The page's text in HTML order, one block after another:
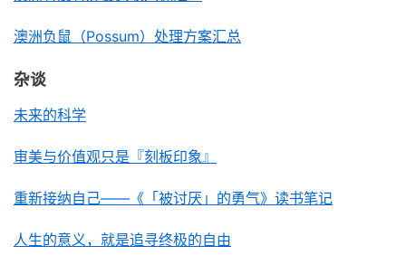
澳洲负鼠（Possum）处理方案汇总
杂谈
未来的科学
审美与价值观只是『刻板印象』
重新接纳自己——《「被讨厌」的勇气》读书笔记
人生的意义，就是追寻终极的自由